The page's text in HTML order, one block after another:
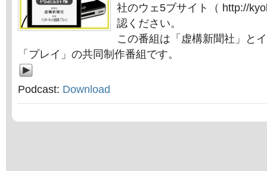
社のウェ5ブサイト（ http://
認ください。
この番組は「虚構新聞社」と
「プレイ」の共同制作番組です。
Podcast: Download